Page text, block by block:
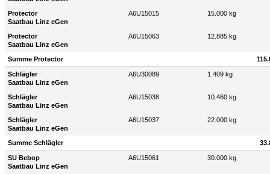
Protector
Saatbau Linz eGen
A6U15015 15.000 kg
Protector
Saatbau Linz eGen
A6U15063 12.885 kg
Summe Protector
Schlägler
Saatbau Linz eGen
A6U30089 1.409 kg
Schlägler
Saatbau Linz eGen
A6U15038 10.460 kg
Schlägler
Saatbau Linz eGen
A6U15037 22.000 kg
Summe Schlägler
SU Bebop
Saatbau Linz eGen
A6U15061 30.000 kg